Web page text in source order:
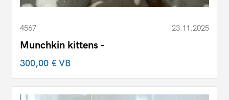
4567 23.11.2025
Munchkin kittens -
300,00 €VB